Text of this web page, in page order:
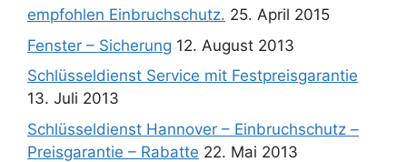
empfohlen Einbruchschutz. 25. April 2015
Fenster – Sicherung 12. August 2013
Schlüsseldienst Service mit Festpreisgarantie
13. Juli 2013
Schlüsseldienst Hannover – Einbruchschutz –
Preisgarantie – Rabatte 22. Mai 2013